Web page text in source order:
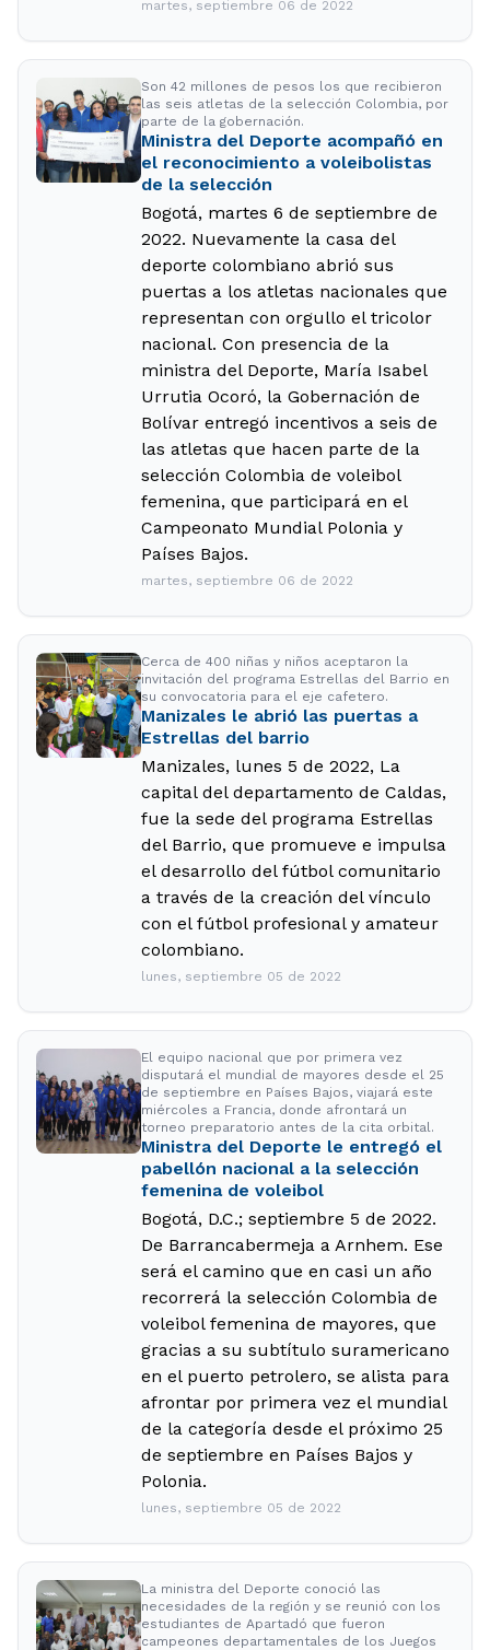
martes, septiembre 06 de 2022
Son 42 millones de pesos los que recibieron
las seis atletas de la selección Colombia, por
parte de la gobernación.
Ministra del Deporte acompañó en
el reconocimiento a voleibolistas
de la selección
Bogotá, martes 6 de septiembre de
2022. Nuevamente la casa del
deporte colombiano abrió sus
puertas a los atletas nacionales que
representan con orgullo el tricolor
nacional. Con presencia de la
ministra del Deporte, María Isabel
Urrutia Ocoró, la Gobernación de
Bolívar entregó incentivos a seis de
las atletas que hacen parte de la
selección Colombia de voleibol
femenina, que participará en el
Campeonato Mundial Polonia y
Países Bajos.
martes, septiembre 06 de 2022
Cerca de 400 niñas y niños aceptaron la
invitación del programa Estrellas del Barrio en
su convocatoria para el eje cafetero.
Manizales le abrió las puertas a
Estrellas del barrio
Manizales, lunes 5 de 2022, La
capital del departamento de Caldas,
fue la sede del programa Estrellas
del Barrio, que promueve e impulsa
el desarrollo del fútbol comunitario
a través de la creación del vínculo
con el fútbol profesional y amateur
colombiano.
lunes, septiembre 05 de 2022
El equipo nacional que por primera vez
disputará el mundial de mayores desde el 25
de septiembre en Países Bajos, viajará este
miércoles a Francia, donde afrontará un
torneo preparatorio antes de la cita orbital.
Ministra del Deporte le entregó el
pabellón nacional a la selección
femenina de voleibol
Bogotá, D.C.; septiembre 5 de 2022.
De Barrancabermeja a Arnhem. Ese
será el camino que en casi un año
recorrerá la selección Colombia de
voleibol femenina de mayores, que
gracias a su subtítulo suramericano
en el puerto petrolero, se alista para
afrontar por primera vez el mundial
de la categoría desde el próximo 25
de septiembre en Países Bajos y
Polonia.
lunes, septiembre 05 de 2022
La ministra del Deporte conoció las
necesidades de la región y se reunió con los
estudiantes de Apartadó que fueron
campeones departamentales de los Juegos